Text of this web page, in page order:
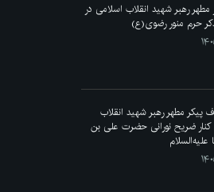
مطهر رهبر شهید انقلاب اسلامی در
حرم منور رضوی(ع)
پیکر مطهر رهبر شهید انقلاب
کنار ضریح نورانی حضرت علی‌ بن